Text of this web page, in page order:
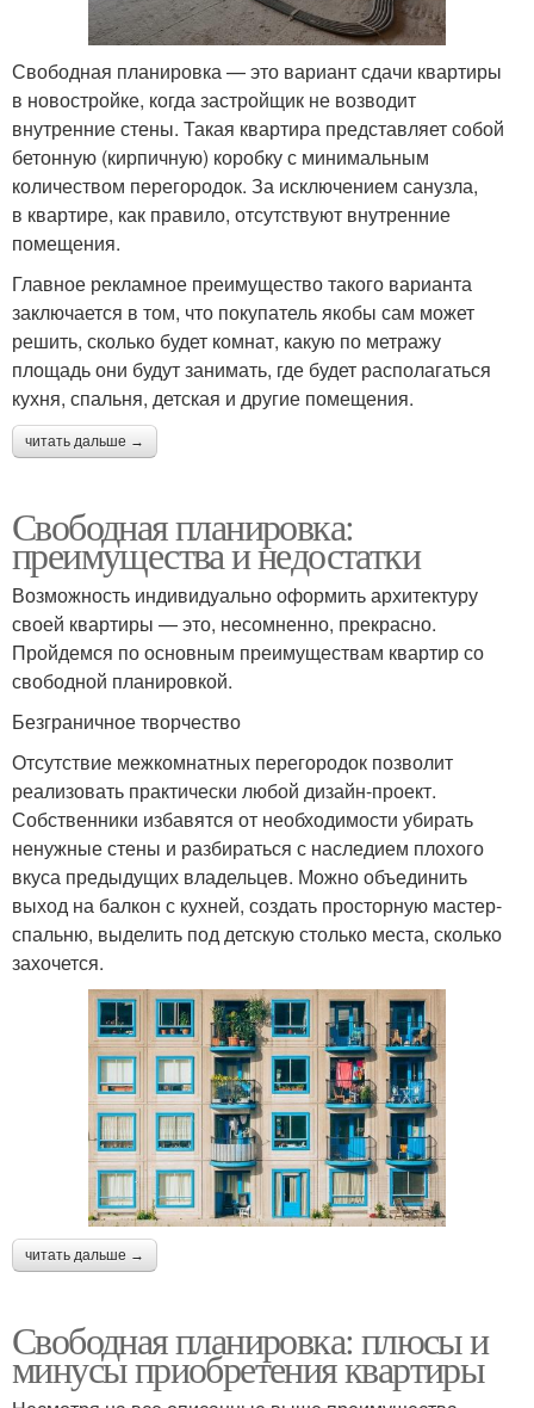
Свободная планировка — это вариант сдачи квартиры
в новостройке, когда застройщик не возводит
внутренние стены. Такая квартира представляет собой
бетонную (кирпичную) коробку с минимальным
количеством перегородок. За исключением санузла,
в квартире, как правило, отсутствуют внутренние
помещения.
Главное рекламное преимущество такого варианта
заключается в том, что покупатель якобы сам может
решить, сколько будет комнат, какую по метражу
площадь они будут занимать, где будет располагаться
кухня, спальня, детская и другие помещения.
читать дальше →
Свободная планировка:
преимущества и недостатки
Возможность индивидуально оформить архитектуру
своей квартиры — это, несомненно, прекрасно.
Пройдемся по основным преимуществам квартир со
свободной планировкой.
Безграничное творчество
Отсутствие межкомнатных перегородок позволит
реализовать практически любой дизайн-проект.
Собственники избавятся от необходимости убирать
ненужные стены и разбираться с наследием плохого
вкуса предыдущих владельцев. Можно объединить
выход на балкон с кухней, создать просторную мастер-
спальню, выделить под детскую столько места, сколько
захочется.
читать дальше →
Свободная планировка: плюсы и
минусы приобретения квартиры